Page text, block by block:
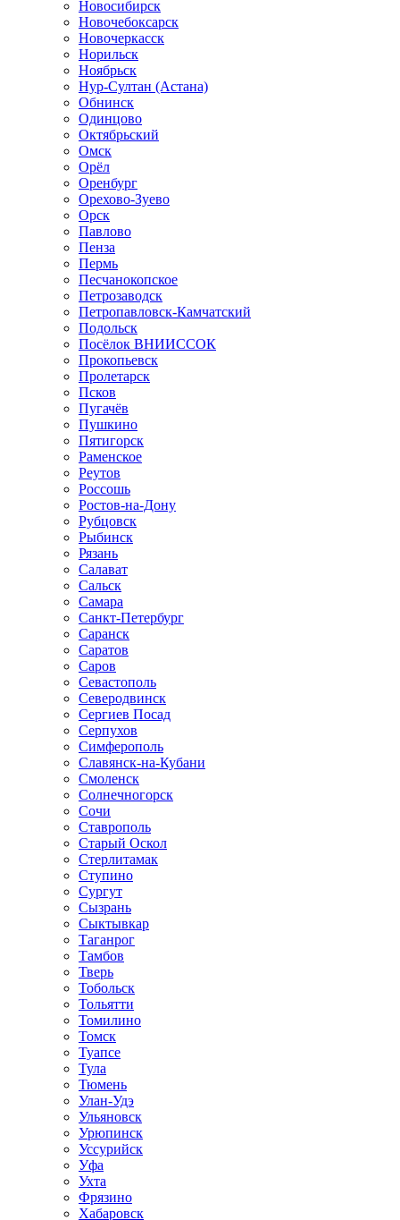
Новосибирск
Новочебоксарск
Новочеркасск
Норильск
Ноябрьск
Нур-Султан (Астана)
Обнинск
Одинцово
Октябрьский
Омск
Орёл
Оренбург
Орехово-Зуево
Орск
Павлово
Пенза
Пермь
Песчанокопское
Петрозаводск
Петропавловск-Камчатский
Подольск
Посёлок ВНИИССОК
Прокопьевск
Пролетарск
Псков
Пугачёв
Пушкино
Пятигорск
Раменское
Реутов
Россошь
Ростов-на-Дону
Рубцовск
Рыбинск
Рязань
Салават
Сальск
Самара
Санкт-Петербург
Саранск
Саратов
Саров
Севастополь
Северодвинск
Сергиев Посад
Серпухов
Симферополь
Славянск-на-Кубани
Смоленск
Солнечногорск
Сочи
Ставрополь
Старый Оскол
Стерлитамак
Ступино
Сургут
Сызрань
Сыктывкар
Таганрог
Тамбов
Тверь
Тобольск
Тольятти
Томилино
Томск
Туапсе
Тула
Тюмень
Улан-Удэ
Ульяновск
Урюпинск
Уссурийск
Уфа
Ухта
Фрязино
Хабаровск